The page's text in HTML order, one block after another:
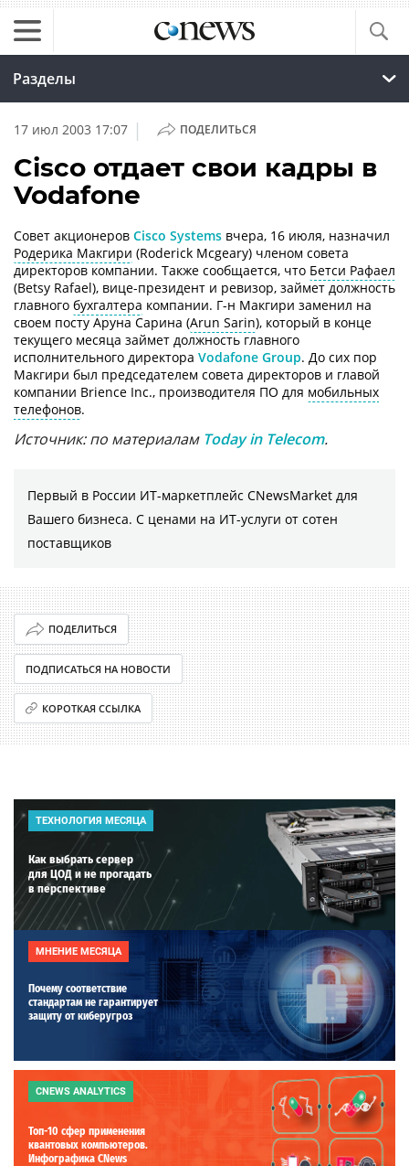
Разделы
17 июл 2003 17:07 | ПОДЕЛИТЬСЯ
Cisco отдает свои кадры в
Vodafone
Совет акционеров Cisco Systems вчера, 16 июля, назначил
Родерика Макгири (Roderick Mcgeary) членом совета
директоров компании. Tакже сообщается, что Бетси Рафаел
(Betsy Rafael), вице-президент и ревизор, займет должность
главного бухгалтера компании. Г-н Макгири заменил на
своем посту Аруна Сарина (Arun Sarin), который в конце
текущего месяца займет должность главного
исполнительного директора Vodafone Group. До сих пор
Макгири был председателем совета директоров и главой
компании Brience Inc., производителя ПО для мобильных
телефонов.
Источник: по материалам Today in Telecom.
Первый в России ИТ-маркетплейс CNewsMarket для
Вашего бизнеса. С ценами на ИТ-услуги от сотен
поставщиков
ПОДЕЛИТЬСЯ
ПОДПИСАТЬСЯ НА НОВОСТИ
КОРОТКАЯ ССЫЛКА
ТЕХНОЛОГИЯ МЕСЯЦА
Как выбрать сервер
для ЦОД и не прогадать
в перспективе
МНЕНИЕ МЕСЯЦА
Почему соответствие
стандартам не гарантирует
защиту от киберугроз
CNEWS ANALYTICS
Топ-10 сфер применения
квантовых компьютеров.
Инфографика CNews